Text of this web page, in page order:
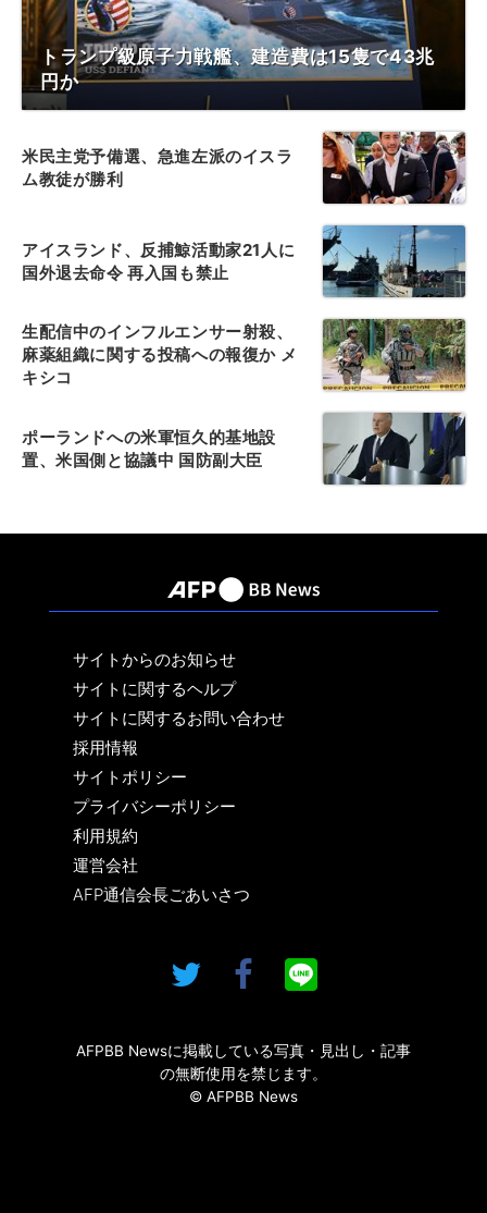
トランプ級原子力戦艦、建造費は15隻で43兆
円か
米民主党予備選、急進左派のイスラ
ム教徒が勝利
アイスランド、反捕鯨活動家21人に
国外退去命令 再入国も禁止
生配信中のインフルエンサー射殺、
麻薬組織に関する投稿への報復か メ
キシコ
ポーランドへの米軍恒久的基地設
置、米国側と協議中 国防副大臣
サイトからのお知らせ
サイトに関するヘルプ
サイトに関するお問い合わせ
採用情報
サイトポリシー
プライバシーポリシー
利用規約
運営会社
AFP通信会長ごあいさつ
AFPBB Newsに掲載している写真・見出し・記事
の無断使用を禁じます。
© AFPBB News